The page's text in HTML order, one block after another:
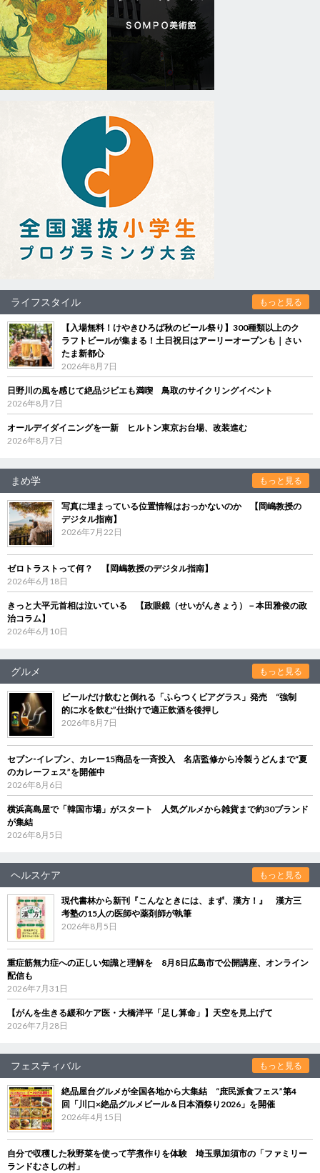
ライフスタイル もっと見る
【入場無料！けやきひろば秋のビール祭り】300種類以上のク
ラフトビールが集まる！土日祝日はアーリーオープンも｜さい
たま新都心
2026年8月7日
日野川の風を感じて絶品ジビエも満喫 鳥取のサイクリングイベント
2026年8月7日
オールデイダイニングを一新 ヒルトン東京お台場、改装進む
2026年8月7日
まめ学 もっと見る
写真に埋まっている位置情報はおっかないのか 【岡嶋教授の
デジタル指南】
2026年7月22日
ゼロトラストって何？ 【岡嶋教授のデジタル指南】
2026年6月18日
きっと大平元首相は泣いている 【政眼鏡（せいがんきょう）－本田雅俊の政
治コラム】
2026年6月10日
グルメ もっと見る
ビールだけ飲むと倒れる「ふらつくビアグラス」発売 “強制
的に水を飲む”仕掛けで適正飲酒を後押し
2026年8月7日
セブン‐イレブン、カレー15商品を一斉投入 名店監修から冷製うどんまで“夏
のカレーフェス”を開催中
2026年8月6日
横浜高島屋で「韓国市場」がスタート 人気グルメから雑貨まで約30ブランド
が集結
2026年8月5日
ヘルスケア もっと見る
現代書林から新刊『こんなときには、まず、漢方！』 漢方三
考塾の15人の医師や薬剤師が執筆
2026年8月5日
重症筋無力症への正しい知識と理解を 8月8日広島市で公開講座、オンライン
配信も
2026年7月31日
【がんを生きる緩和ケア医・大橋洋平「足し算命」】天空を見上げて
2026年7月28日
フェスティバル もっと見る
絶品屋台グルメが全国各地から大集結 “庶民派食フェス”第4
回「川口×絶品グルメビール＆日本酒祭り2026」を開催
2026年4月15日
自分で収穫した秋野菜を使って芋煮作りを体験 埼玉県加須市の「ファミリー
ランドむさしの村」